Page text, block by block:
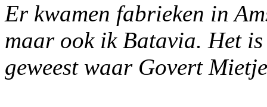
Er kwamen fabrieken in
maar ook ik Batavia. Het
geweest waar Govert